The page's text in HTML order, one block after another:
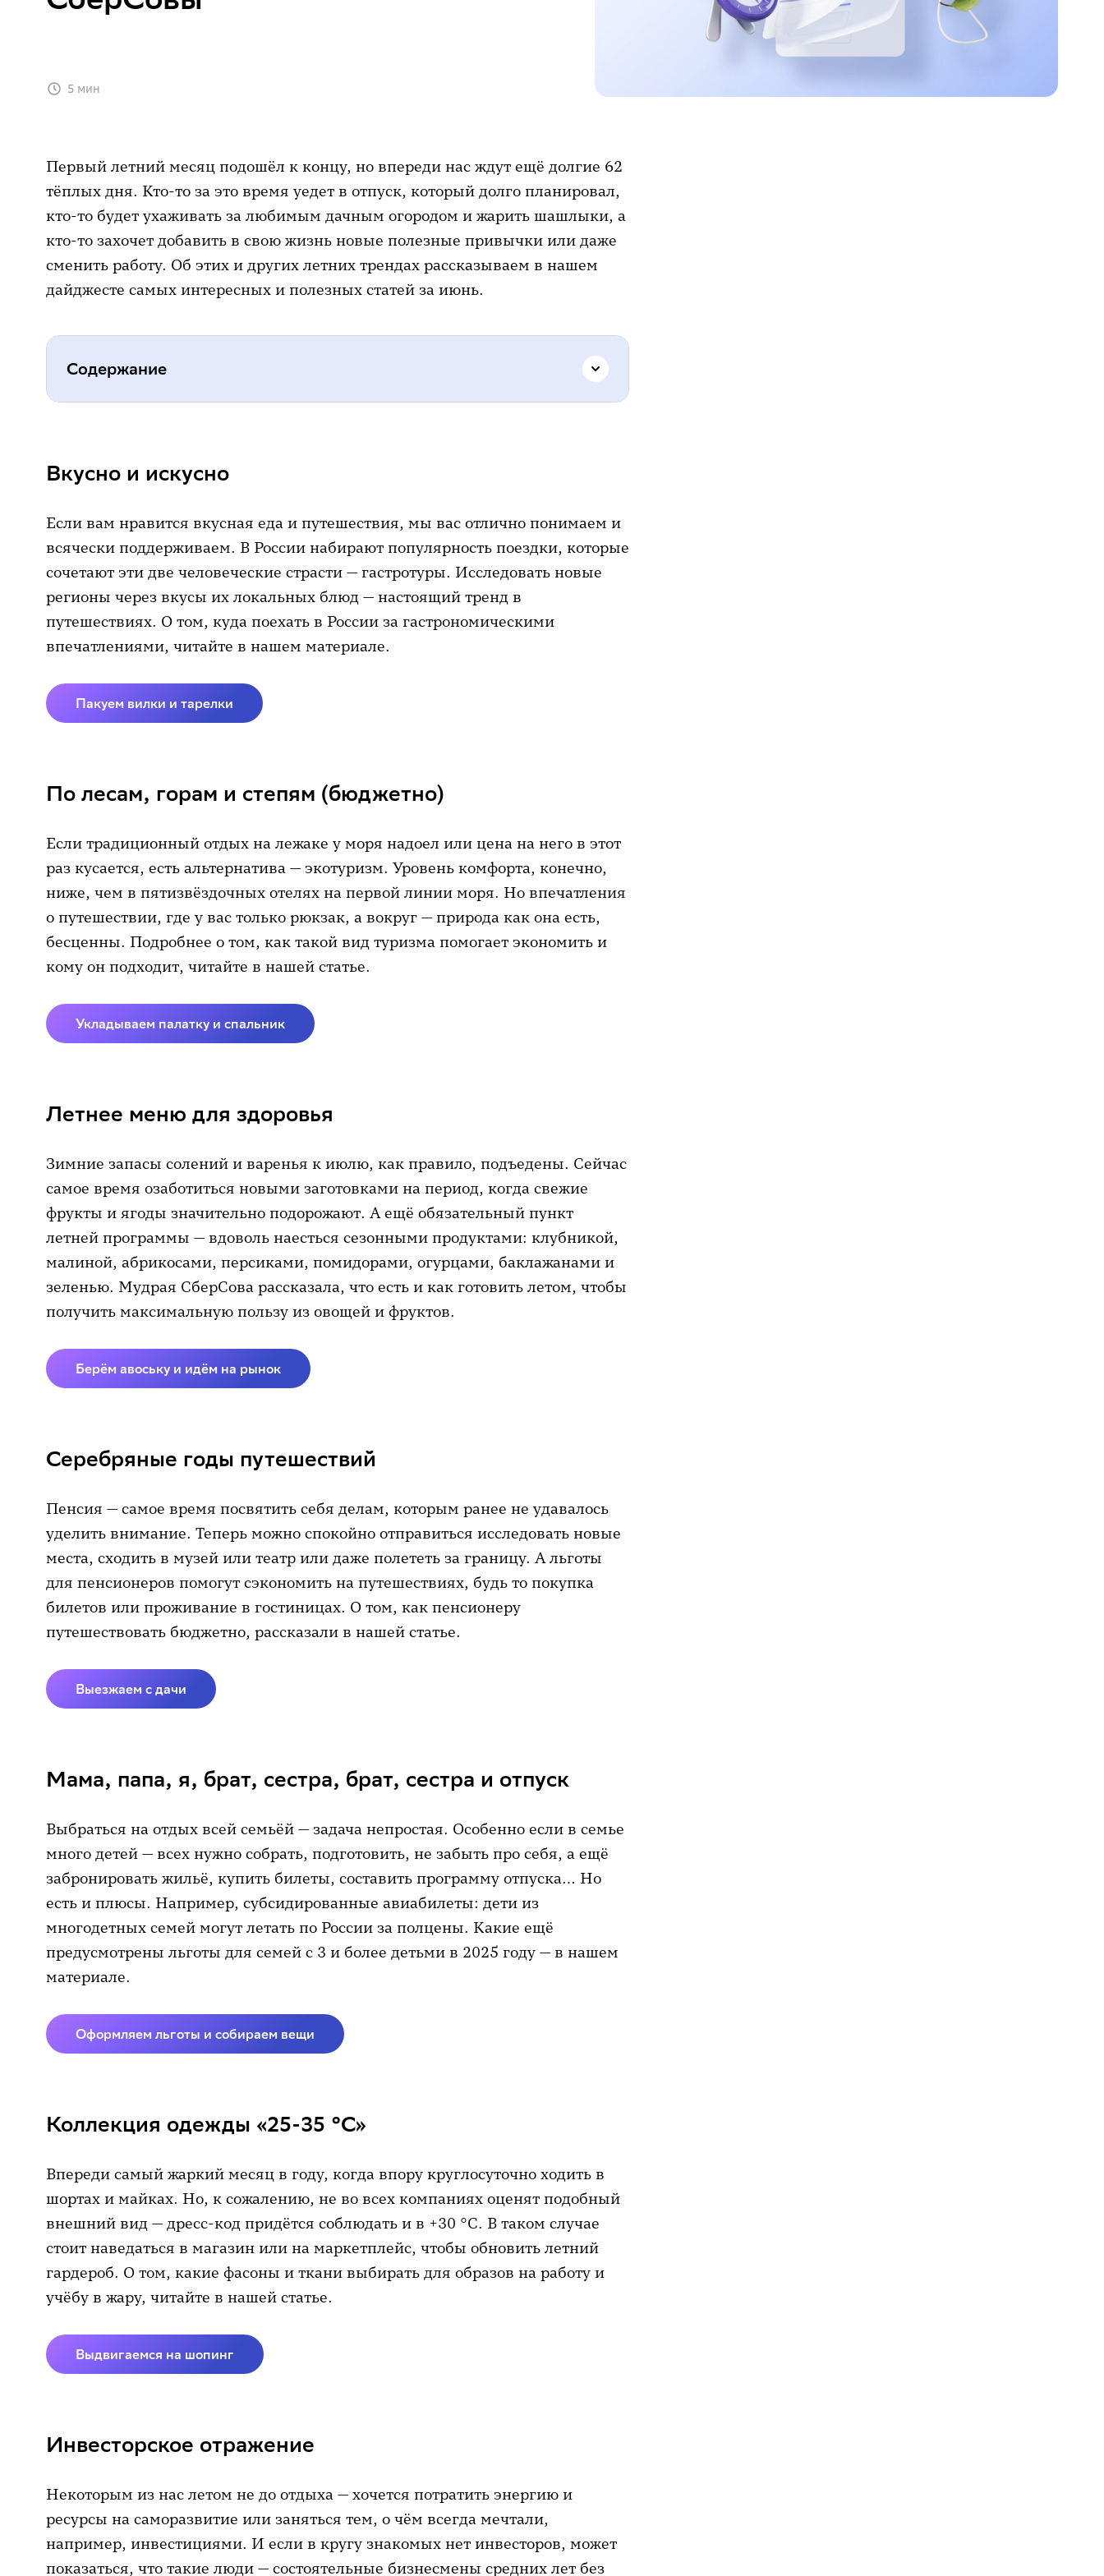
5 мин
Первый летний месяц подошёл к концу, но впереди нас ждут ещё долгие 62
тёплых дня. Кто-то за это время уедет в отпуск, который долго планировал,
кто-то будет ухаживать за любимым дачным огородом и жарить шашлыки, а
кто-то захочет добавить в свою жизнь новые полезные привычки или даже
сменить работу. Об этих и других летних трендах рассказываем в нашем
дайджесте самых интересных и полезных статей за июнь.
Содержание
По лесам, горам и степям (бюджетно)
Серебряные годы путешествий
Мама, папа, я, брат, сестра, брат, сестра и отпуск
Коллекция одежды «25-35 °C»
Инвесторское отражение
Вкусно и искусно
Если вам нравится вкусная еда и путешествия, мы вас отлично понимаем и
всячески поддерживаем. В России набирают популярность поездки, которые
сочетают эти две человеческие страсти — гастротуры. Исследовать новые
регионы через вкусы их локальных блюд — настоящий тренд в
путешествиях. О том, куда поехать в России за гастрономическими
впечатлениями, читайте в нашем материале.
Пакуем вилки и тарелки
По лесам, горам и степям (бюджетно)
Если традиционный отдых на лежаке у моря надоел или цена на него в этот
раз кусается, есть альтернатива — экотуризм. Уровень комфорта, конечно,
ниже, чем в пятизвёздочных отелях на первой линии моря. Но впечатления
о путешествии, где у вас только рюкзак, а вокруг — природа как она есть,
бесценны. Подробнее о том, как такой вид туризма помогает экономить и
кому он подходит, читайте в нашей статье.
Укладываем палатку и спальник
Летнее меню для здоровья
Зимние запасы солений и варенья к июлю, как правило, подъедены. Сейчас
самое время озаботиться новыми заготовками на период, когда свежие
фрукты и ягоды значительно подорожают. А ещё обязательный пункт
летней программы — вдоволь наесться сезонными продуктами: клубникой,
малиной, абрикосами, персиками, помидорами, огурцами, баклажанами и
зеленью. Мудрая СберСова рассказала, что есть и как готовить летом, чтобы
получить максимальную пользу из овощей и фруктов.
Берём авоську и идём на рынок
Серебряные годы путешествий
Пенсия — самое время посвятить себя делам, которым ранее не удавалось
уделить внимание. Теперь можно спокойно отправиться исследовать новые
места, сходить в музей или театр или даже полететь за границу. А льготы
для пенсионеров помогут сэкономить на путешествиях, будь то покупка
билетов или проживание в гостиницах. О том, как пенсионеру
путешествовать бюджетно, рассказали в нашей статье.
Выезжаем с дачи
Мама, папа, я, брат, сестра, брат, сестра и отпуск
Выбраться на отдых всей семьёй — задача непростая. Особенно если в семье
много детей — всех нужно собрать, подготовить, не забыть про себя, а ещё
забронировать жильё, купить билеты, составить программу отпуска… Но
есть и плюсы. Например, субсидированные авиабилеты: дети из
многодетных семей могут летать по России за полцены. Какие ещё
предусмотрены льготы для семей с 3 и более детьми в 2025 году — в нашем
материале.
Оформляем льготы и собираем вещи
Коллекция одежды «25-35 °C»
Впереди самый жаркий месяц в году, когда впору круглосуточно ходить в
шортах и майках. Но, к сожалению, не во всех компаниях оценят подобный
внешний вид — дресс-код придётся соблюдать и в +30 °C. В таком случае
стоит наведаться в магазин или на маркетплейс, чтобы обновить летний
гардероб. О том, какие фасоны и ткани выбирать для образов на работу и
учёбу в жару, читайте в нашей статье.
Выдвигаемся на шопинг
Инвесторское отражение
Некоторым из нас летом не до отдыха — хочется потратить энергию и
ресурсы на саморазвитие или заняться тем, о чём всегда мечтали,
например, инвестициями. И если в кругу знакомых нет инвесторов, может
показаться, что такие люди — состоятельные бизнесмены средних лет без